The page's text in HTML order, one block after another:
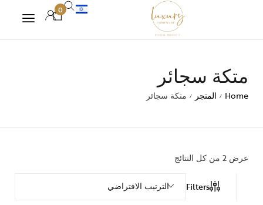
0
متكة سجائر
Home
/ المتجر / متكة سجائر
عرض ⁦2⁩ من كل النتائج
Filters الترتيب الافتراضي